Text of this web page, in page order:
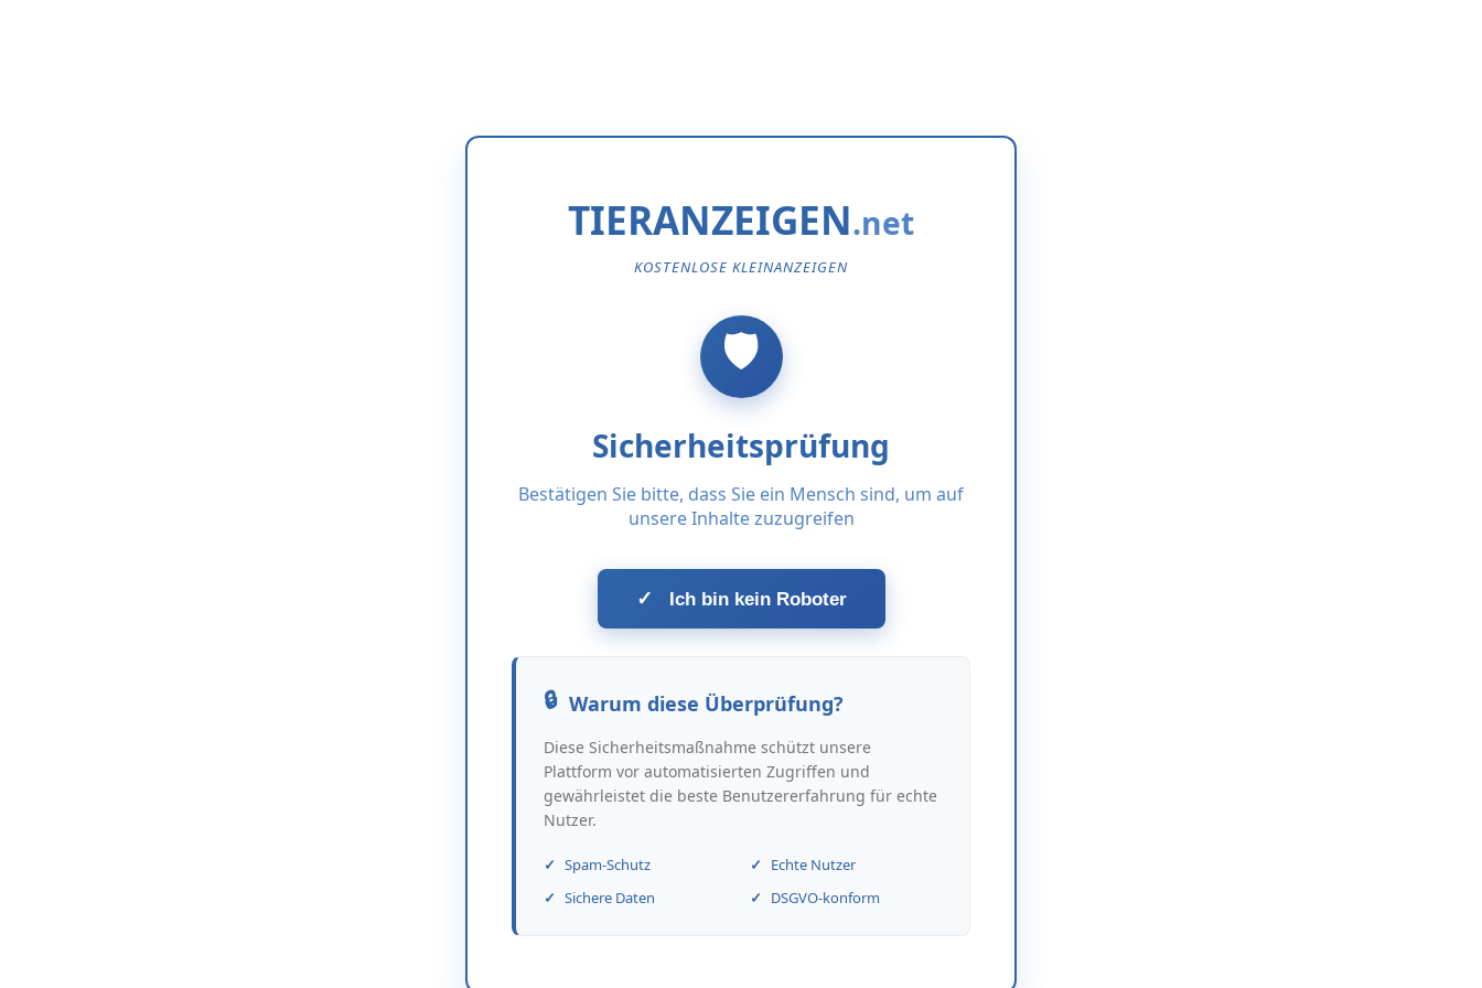
TIERANZEIGEN
KOSTENLOSE KLEINANZEIGEN
Sicherheitsprüfung
Bestätigen Sie bitte, dass Sie ein Mensch sind, um auf
unsere Inhalte zuzugreifen
✓ Ich bin kein Roboter
Warum diese Überprüfung?
Diese Sicherheitsmaßnahme schützt unsere
Plattform vor automatisierten Zugriffen und
gewährleistet die beste Benutzererfahrung für echte
Nutzer.
Spam-Schutz
Echte Nutzer
Sichere Daten
DSGVO-konform